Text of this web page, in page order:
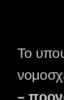
Το